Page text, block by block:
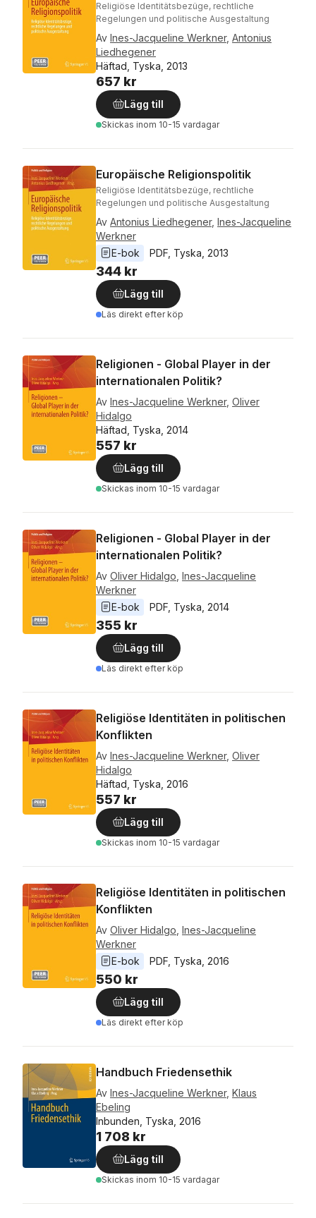
Religiöse Identitätsbezüge, rechtliche
Regelungen und politische Ausgestaltung
Av Ines-Jacqueline Werkner, Antonius
Liedhegener
Häftad, Tyska, 2013
657 kr
Lägg till
Skickas inom 10-15 vardagar
Europäische Religionspolitik
Religiöse Identitätsbezüge, rechtliche
Regelungen und politische Ausgestaltung
Av Antonius Liedhegener, Ines-Jacqueline
Werkner
E-bok
PDF Tyska 2013
344 kr
Lägg till
Läs direkt efter köp
Religionen - Global Player in der
internationalen Politik?
Av Ines-Jacqueline Werkner, Oliver
Hidalgo
Häftad, Tyska, 2014
557 kr
Lägg till
Skickas inom 10-15 vardagar
Religionen - Global Player in der
internationalen Politik?
Av Oliver Hidalgo Ines-Jacqueline
Werkner
E-bok
PDF Tyska 2014
355 kr
Lägg till
Läs direkt efter köp
Religiöse Identitäten in politischen
Konflikten
Av Ines-Jacqueline Werkner, Oliver
Hidalgo
Häftad, Tyska, 2016
557 kr
Lägg till
Skickas inom 10-15 vardagar
Religiöse Identitäten in politischen
Konflikten
Av Oliver Hidalgo Ines-Jacqueline
Werkner
E-bok
PDF Tyska 2016
550 kr
Lägg till
Läs direkt efter köp
Handbuch Friedensethik
Av Ines-Jacqueline Werkner, Klaus
Ebeling
Inbunden, Tyska, 2016
1 708 kr
Lägg till
Skickas inom 10-15 vardagar